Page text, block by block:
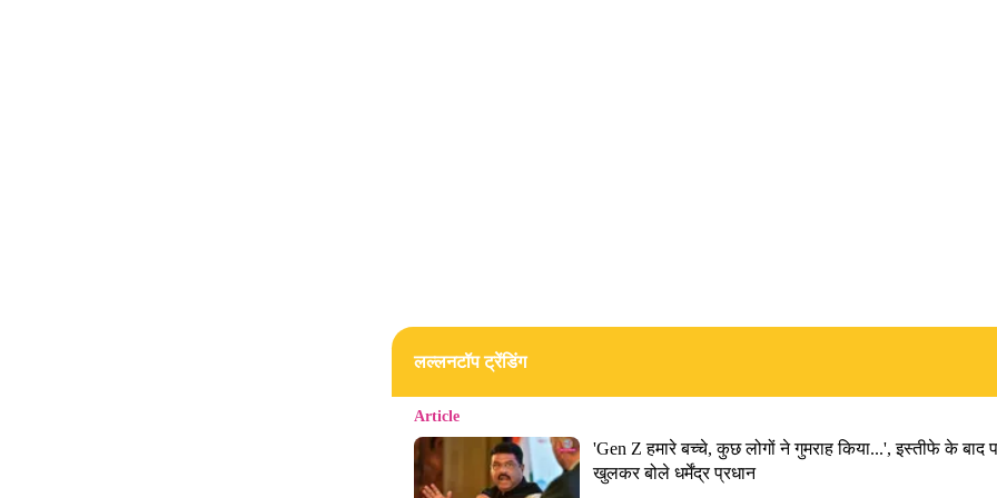
लल्लनटॉप ट्रेंडिंग
Article
'Gen Z हमारे बच्चे, कुछ लोगों ने गुमराह किया...', इस्तीफे के बाद
खुलकर बोले धर्मेंद्र प्रधान